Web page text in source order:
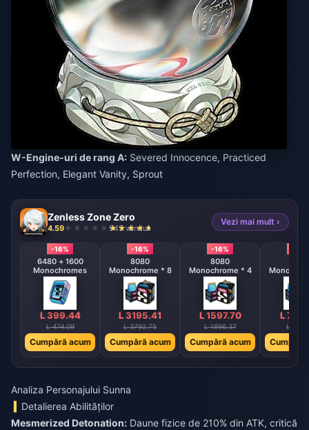
W-Engine-uri de rang A: Severed Innocence, Practiced
Perfection, Elegant Vanity, Sprout
Zenless Zone Zero
4.59 945 vândut
Vezi mai mult ›
-16%
6480 + 1600
Monochromes
L 399.44
L 474.09
Cumpără acum
-16%
8080
Monochrome * 8
L 3195.41
L 3792.75
Cumpără acum
-16%
8080
Monochrome * 4
L 1597.70
L 1896.37
Cumpără acum
L
L
Cumpără
Analiza Personajului Sunna
Detalierea Abilităților
Mesmerized Detonation: Daune fizice de 210% din ATK, critică